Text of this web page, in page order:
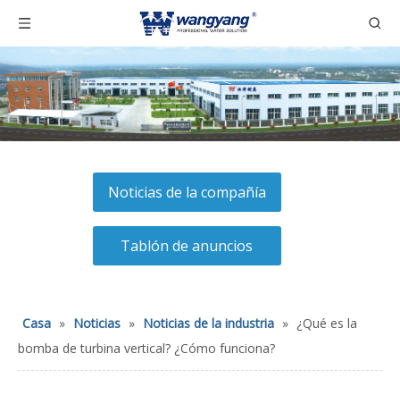
Noticias de la compañía
Tablón de anuncios
Casa » Noticias » Noticias de la industria » ¿Qué es la
bomba de turbina vertical? ¿Cómo funciona?